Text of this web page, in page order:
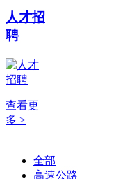
人才招
聘
查看更
多 >
全部
高速公路